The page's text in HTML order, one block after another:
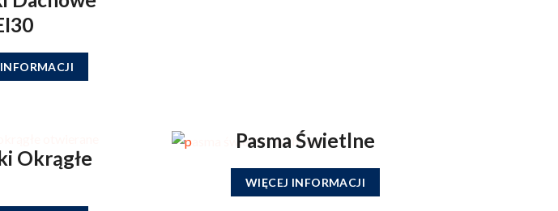
Okrągłe
Pasma Świetlne
WIĘCEJ INFORMACJI